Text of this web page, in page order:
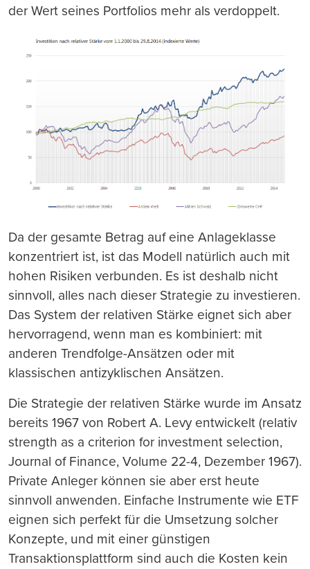
der Wert seines Portfolios mehr als verdoppelt.
Da der gesamte Betrag auf eine Anlageklasse
konzentriert ist, ist das Modell natürlich auch mit
hohen Risiken verbunden. Es ist deshalb nicht
sinnvoll, alles nach dieser Strategie zu investieren.
Das System der relativen Stärke eignet sich aber
hervorragend, wenn man es kombiniert: mit
anderen Trendfolge-Ansätzen oder mit
klassischen antizyklischen Ansätzen.
Die Strategie der relativen Stärke wurde im Ansatz
bereits 1967 von Robert A. Levy entwickelt (relativ
strength as a criterion for investment selection,
Journal of Finance, Volume 22-4, Dezember 1967).
Private Anleger können sie aber erst heute
sinnvoll anwenden. Einfache Instrumente wie ETF
eignen sich perfekt für die Umsetzung solcher
Konzepte, und mit einer günstigen
Transaktionsplattform sind auch die Kosten kein